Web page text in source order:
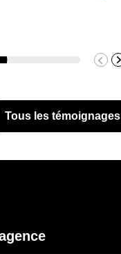
Tous les témoignages